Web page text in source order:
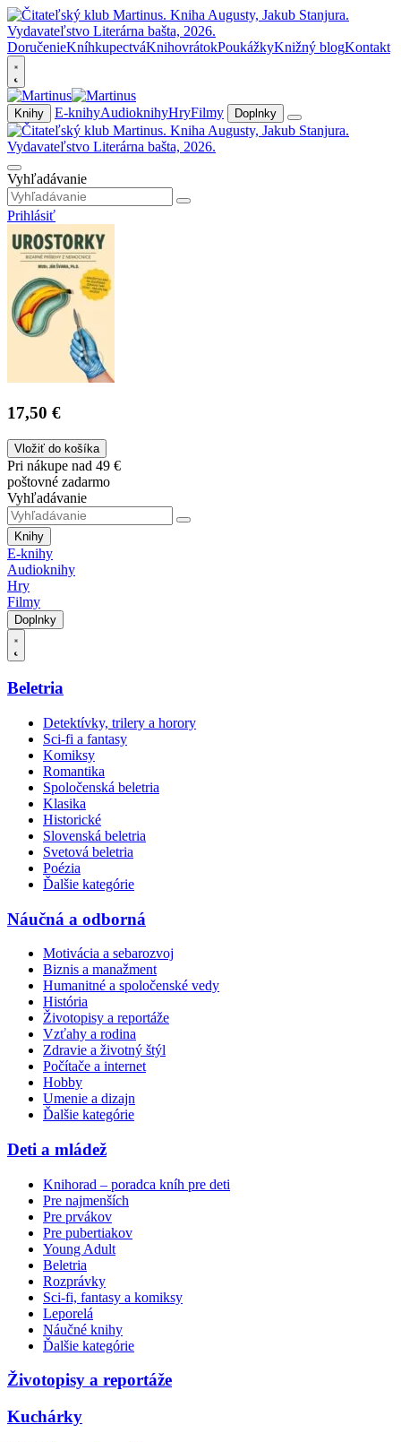
DoručenieKníhkupectváKnihovrátokPoukážkyKnižný blogKontakt
Knihy E-knihyAudioknihyHryFilmy Doplnky
Vyhľadávanie
Prihlásiť
17,50 €
Vložiť do košíka
Pri nákupe nad 49 €
poštovné zadarmo
Vyhľadávanie
Knihy
E-knihy
Audioknihy
Hry
Filmy
Doplnky
Beletria
Detektívky, trilery a horory
Sci-fi a fantasy
Komiksy
Romantika
Spoločenská beletria
Klasika
Historické
Slovenská beletria
Svetová beletria
Poézia
Ďalšie kategórie
Náučná a odborná
Motivácia a sebarozvoj
Biznis a manažment
Humanitné a spoločenské vedy
História
Životopisy a reportáže
Vzťahy a rodina
Zdravie a životný štýl
Počítače a internet
Hobby
Umenie a dizajn
Ďalšie kategórie
Deti a mládež
Knihorad – poradca kníh pre deti
Pre najmenších
Pre prvákov
Pre pubertiakov
Young Adult
Beletria
Rozprávky
Sci-fi, fantasy a komiksy
Leporelá
Náučné knihy
Ďalšie kategórie
Životopisy a reportáže
Kuchárky